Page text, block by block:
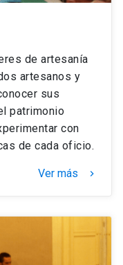
de artesanía
artesanos y
sus
patrimonio
con
de cada oficio.
Ver más keyboard_arrow_right